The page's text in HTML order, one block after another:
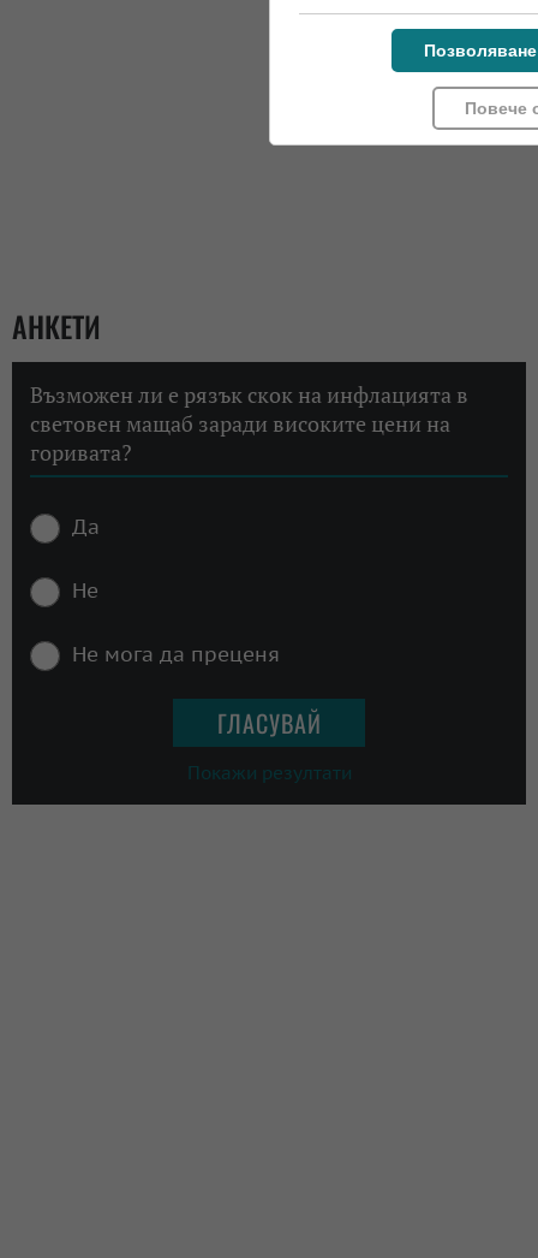
АНКЕТИ
Възможен ли е рязък скок на инфлацията в
световен мащаб заради високите цени на
горивата?
Да
Не
Не мога да преценя
Покажи резултати
Повече